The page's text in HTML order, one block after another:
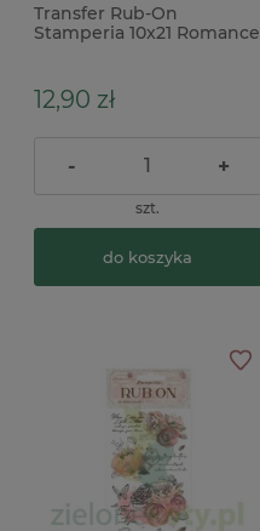
Transfer Rub-On
Stamperia 10x21 Romance
12,90 zł
- +
szt.
do koszyka